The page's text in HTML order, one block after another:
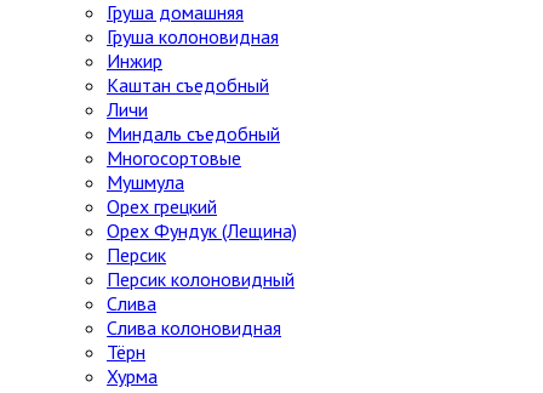
Груша домашняя
Груша колоновидная
Инжир
Каштан съедобный
Личи
Миндаль съедобный
Многосортовые
Мушмула
Орех грецкий
Орех Фундук (Лещина)
Персик
Персик колоновидный
Слива
Слива колоновидная
Тёрн
Хурма